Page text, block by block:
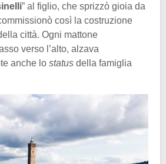
” al figlio, che sprizzò gioia da
così la costruzione
città. Ogni mattone
verso l’alto, alzava
anche lo status della famiglia